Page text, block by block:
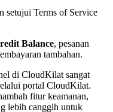
setujui Terms of Service
Balance, pesanan
tambahan.
di CloudKilat sangat
portal CloudKilat.
fitur keamanan,
lebih canggih untuk